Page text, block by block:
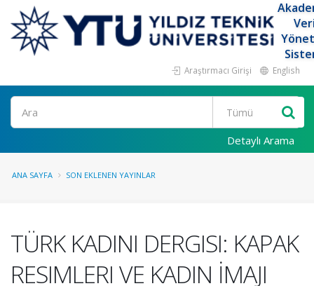
Araştırmacı Girişi English
Ara
Detaylı Arama
ANA SAYFA SON EKLENEN YAYINLAR
TÜRK KADINI DERGISI: KAPAK
RESIMLERI VE KADIN İMAJI